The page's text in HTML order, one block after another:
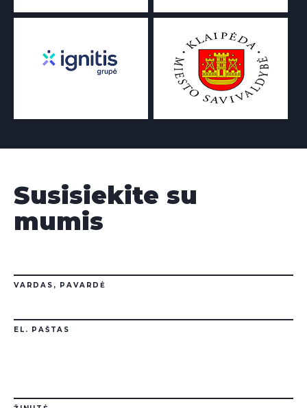
Susisiekite su
mumis
VARDAS, PAVARDĖ
EL. PAŠTAS